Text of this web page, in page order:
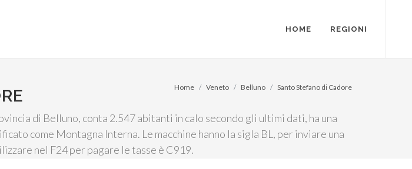
HOME REGIONI
di Belluno, conta 2.547 abitanti in calo secondo gli ultimi dati, ha una
come Montagna Interna. Le macchine hanno la sigla BL, per inviare una
nel F24 per pagare le tasse è C919.
Home Veneto Belluno Santo Stefano di Cadore